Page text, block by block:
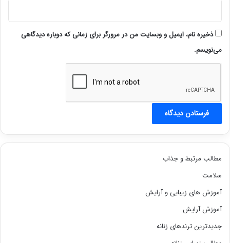
ذخیره نام، ایمیل و وبسایت من در مرورگر برای زمانی که دوباره دیدگاهی
می‌نویسم.
مطالب مرتبط و جذاب
سلامت
آموزش های زیبایی و آرایش
آموزش آرایش
جدیدترین ترندهای زنانه